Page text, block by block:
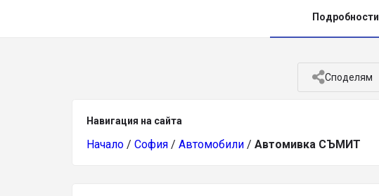
Подробности
Споделям
Навигация на сайта
Начало / София / Автомобили / Автомивка СЪМИТ